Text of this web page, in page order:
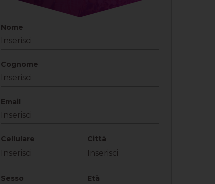
Nome
Cognome
Email
Cellulare Città
Sesso Età